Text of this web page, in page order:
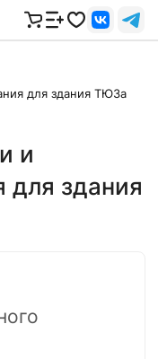
для здания ТЮЗа
и
для здания